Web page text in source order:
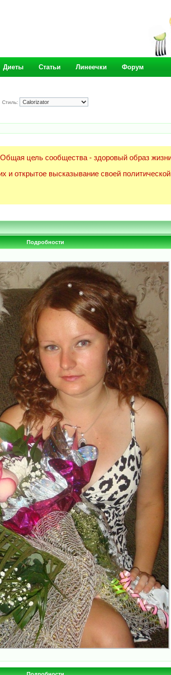
Диеты Статьи Линеечки Форум
Стиль:
цель сообщества - здоровый образ
открытое высказывание своей политической
Подробности